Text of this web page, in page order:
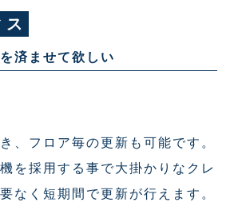
済ませて欲しい
、フロア毎の更新も可能です。
を採用する事で大掛かりなクレ
なく短期間で更新が行えます。